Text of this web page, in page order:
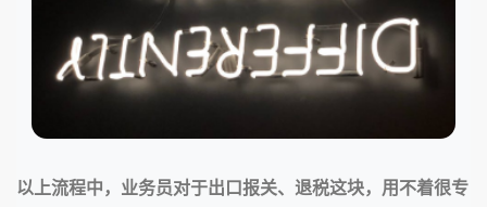
以上流程中，业务员对于出口报关、退税这块，用不着很专